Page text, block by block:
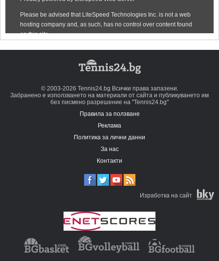
© 2003-2026 Tennis24.bg Всички права запазени.
Забранено е използването на материали от сайта и публикуването им
без писмено разрешение на "Tennis24.bg"
Правила за ползване
Реклама
Политика за лични данни
За нас
Контакти
Изработка на сайт